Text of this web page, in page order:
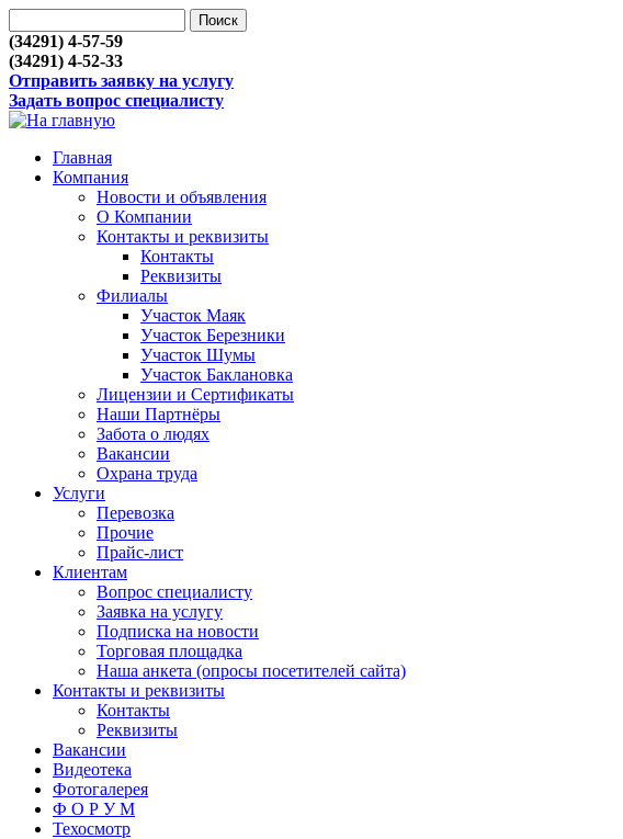
(34291) 4-57-59
(34291) 4-52-33
Отправить заявку на услугу
Задать вопрос специалисту
Главная
Компания
Новости и объявления
О Компании
Контакты и реквизиты
Контакты
Реквизиты
Филиалы
Участок Маяк
Участок Березники
Участок Шумы
Участок Баклановка
Лицензии и Сертификаты
Наши Партнёры
Забота о людях
Вакансии
Охрана труда
Услуги
Перевозка
Прочие
Прайс-лист
Клиентам
Вопрос специалисту
Заявка на услугу
Подписка на новости
Торговая площадка
Наша анкета (опросы посетителей сайта)
Контакты и реквизиты
Контакты
Реквизиты
Вакансии
Видеотека
Фотогалерея
Ф О Р У М
Техосмотр